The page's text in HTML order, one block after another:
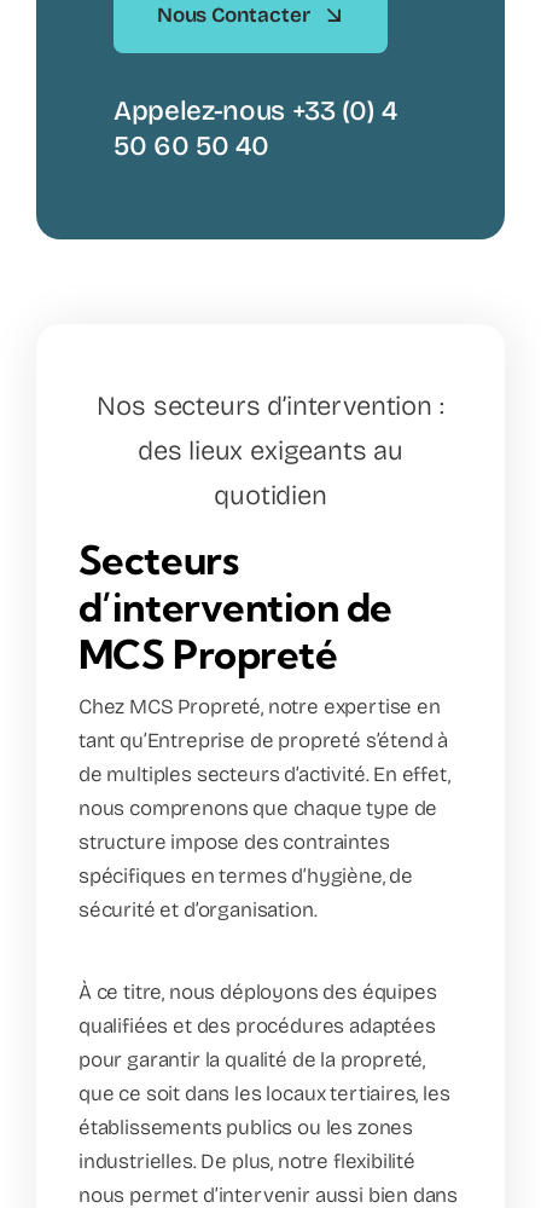
Nous Contacter
Appelez-nous +33 (0) 4
50 60 50 40
Nos secteurs d’intervention :
des lieux exigeants au
quotidien
Secteurs
d’intervention de
MCS Propreté
Chez MCS Propreté, notre expertise en
tant qu’Entreprise de propreté s’étend à
de multiples secteurs d’activité. En effet,
nous comprenons que chaque type de
structure impose des contraintes
spécifiques en termes d’hygiène, de
sécurité et d’organisation.
À ce titre, nous déployons des équipes
qualifiées et des procédures adaptées
pour garantir la qualité de la propreté,
que ce soit dans les locaux tertiaires, les
établissements publics ou les zones
industrielles. De plus, notre flexibilité
nous permet d’intervenir aussi bien dans